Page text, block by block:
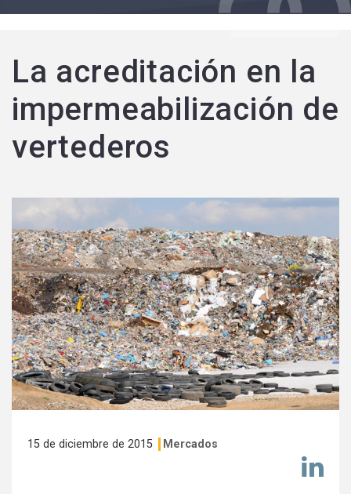
La acreditación en la
impermeabilización de
vertederos
15 de diciembre de 2015 Mercados